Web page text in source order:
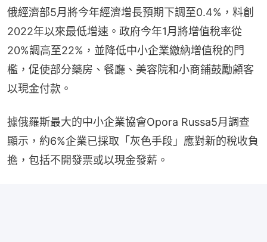
俄經濟部5月將今年經濟增長預期下調至0.4%，料創
2022年以來最低增速。政府今年1月將增值稅率從
20%調高至22%，並降低中小企業繳納增值稅的門
檻，促使部分藥房、餐廳、美容院和小商鋪鼓勵顧客
以現金付款。
據俄羅斯最大的中小企業協會Opora Russa5月調查
顯示，約6%企業已採取「灰色手段」應對新的稅收負
擔，包括不開發票或以現金發薪。